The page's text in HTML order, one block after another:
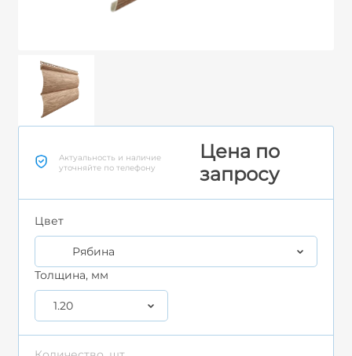
Актуальность и наличие
уточняйте по телефону
Цена по
запросу
Цвет
Рябина
Толщина, мм
1.20